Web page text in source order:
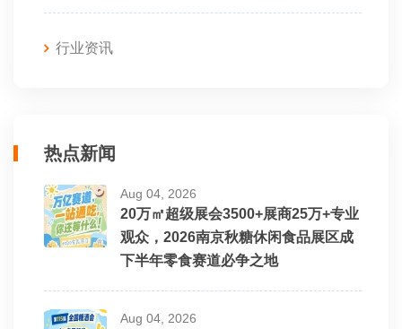
行业资讯
热点新闻
Aug 04, 2026
20万㎡超级展会3500+展商25万+专业
观众，2026南京秋糖休闲食品展区成
下半年零食赛道必争之地
Aug 04, 2026